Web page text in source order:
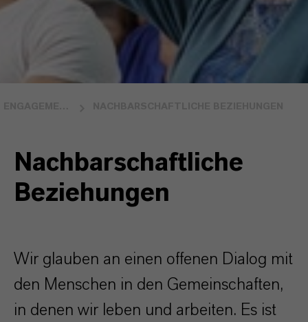
Nachbarschaftliche
Beziehungen
Wir glauben an einen offenen Dialog mit
den Menschen in den Gemeinschaften,
in denen wir leben und arbeiten. Es ist